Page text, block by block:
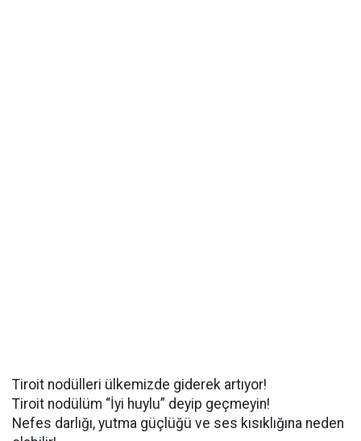
Tiroit nodülleri ülkemizde giderek artıyor!
Tiroit nodülüm “İyi huylu” deyip geçmeyin!
Nefes darlığı, yutma güçlüğü ve ses kısıklığına neden